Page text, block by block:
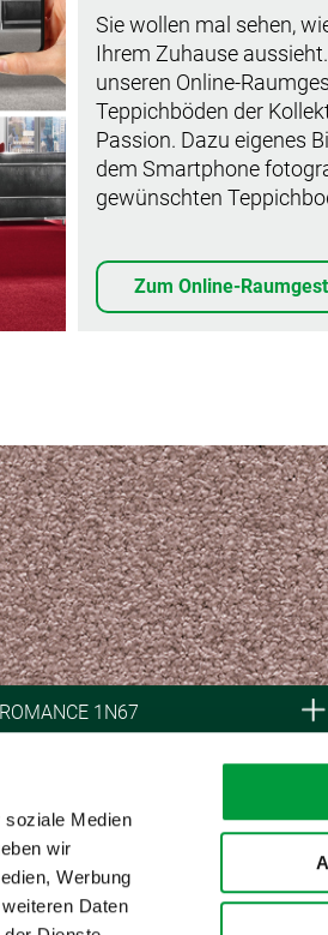
soziale Medien
wir
Werbung
Daten
Sie wollen mal sehen,
Ihrem Zuhause
unseren Online-
Teppichböden der
Passion. Dazu eigenes
dem Smartphone
gewünschten
Zum Online-
ROMANCE 1N67